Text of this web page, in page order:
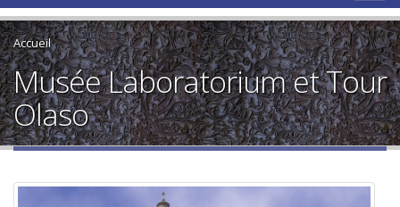
Accueil
Musée Laboratorium et Tour
Olaso